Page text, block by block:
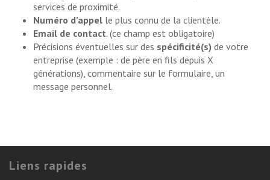
services de proximité.
Numéro d’appel le plus connu de la clientèle.
Email de contact. (ce champ est obligatoire)
Précisions éventuelles sur des spécificité(s) de votre
entreprise (exemple : de père en fils depuis X
générations), commentaire sur le formulaire, un
message personnel.
Liens rapides